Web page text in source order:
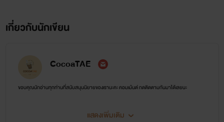
เกี่ยวกับนักเขียน
CocoaTAE
ขอบคุณนักอ่านทุกท่านที่สนับสนุนนิยายของเรานะคะ คอมเม้นต์ กดติดตามกันมาได้เลยนะ
แสดงเพิ่มเติม